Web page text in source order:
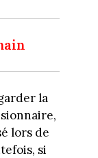
la
lors de
si